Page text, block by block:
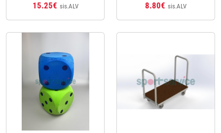
15.25€ sis.ALV 8.80€ sis.ALV